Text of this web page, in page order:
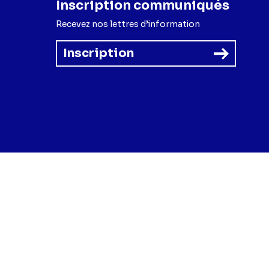
Inscription communiqués
Recevez nos lettres d’information
Inscription